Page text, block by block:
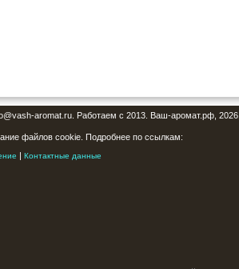
aromat.ru. Работаем с 2013. Ваш-аромат.рф, 2026.
файлов cookie. Подробнее по ссылкам:
| Контактные данные